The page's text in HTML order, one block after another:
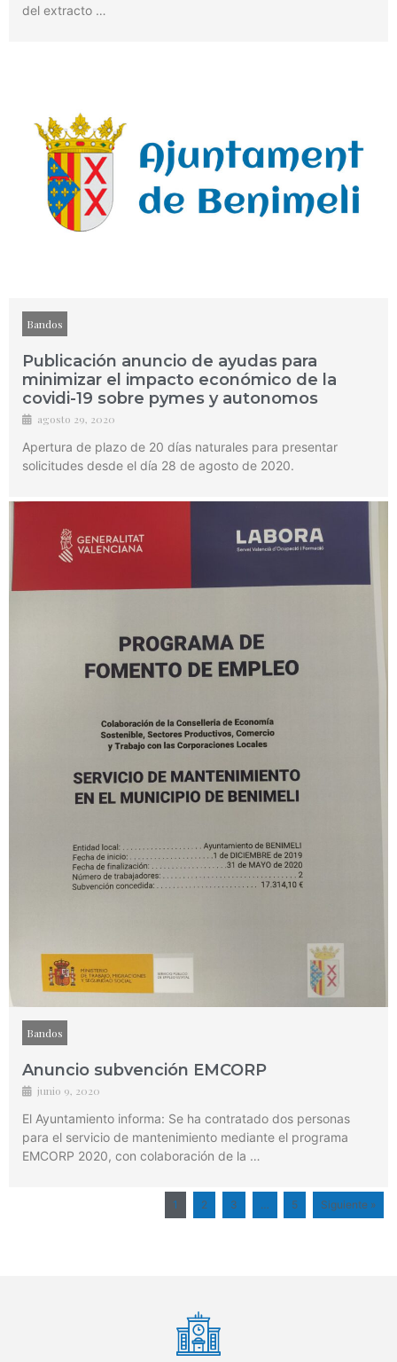
del extracto …
Bandos
Publicación anuncio de ayudas para
minimizar el impacto económico de la
covidi-19 sobre pymes y autonomos
agosto 29, 2020
Apertura de plazo de 20 días naturales para presentar
solicitudes desde el día 28 de agosto de 2020.
Bandos
Anuncio subvención EMCORP
junio 9, 2020
El Ayuntamiento informa: Se ha contratado dos personas
para el servicio de mantenimiento mediante el programa
EMCORP 2020, con colaboración de la …
1 2 3 … 5 Siguiente »